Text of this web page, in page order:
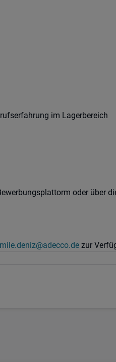
im Lagerbereich
oder über
zur